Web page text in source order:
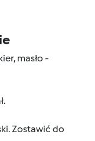
masło -
Zostawić do